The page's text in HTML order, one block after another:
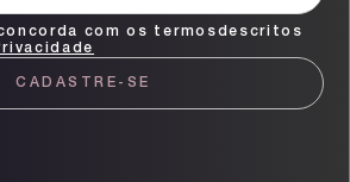
CADASTRE-SE
com os termosdescritos